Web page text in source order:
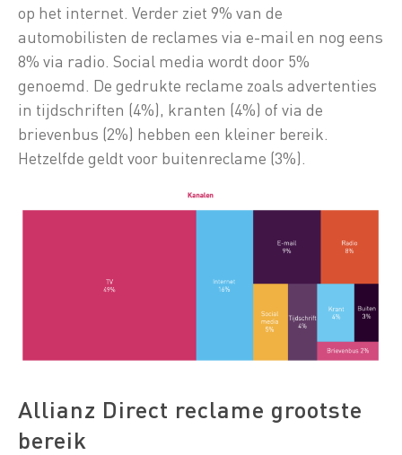
op het internet. Verder ziet 9% van de
automobilisten de reclames via e-mail en nog eens
8% via radio. Social media wordt door 5%
genoemd. De gedrukte reclame zoals advertenties
in tijdschriften (4%), kranten (4%) of via de
brievenbus (2%) hebben een kleiner bereik.
Hetzelfde geldt voor buitenreclame (3%).
Allianz Direct reclame grootste
bereik